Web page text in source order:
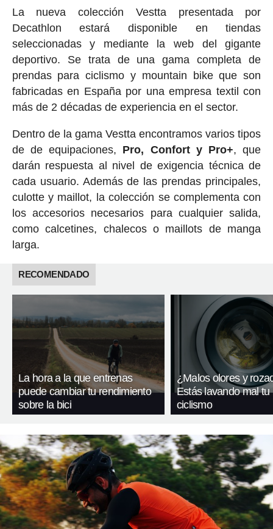
La nueva colección Vestta presentada por
Decathlon estará disponible en tiendas
seleccionadas y mediante la web del gigante
deportivo. Se trata de una gama completa de
prendas para ciclismo y mountain bike que son
fabricadas en España por una empresa textil con
más de 2 décadas de experiencia en el sector.
Dentro de la gama Vestta encontramos varios tipos
de de equipaciones, Pro, Confort y Pro+, que
darán respuesta al nivel de exigencia técnica de
cada usuario. Además de las prendas principales,
culotte y maillot, la colección se complementa con
los accesorios necesarios para cualquier salida,
como calcetines, chalecos o maillots de manga
larga.
RECOMENDADO
La hora a la que entrenas
puede cambiar tu rendimiento
sobre la bici
¿Malos olores y
Estás lavando mal tu
ciclismo